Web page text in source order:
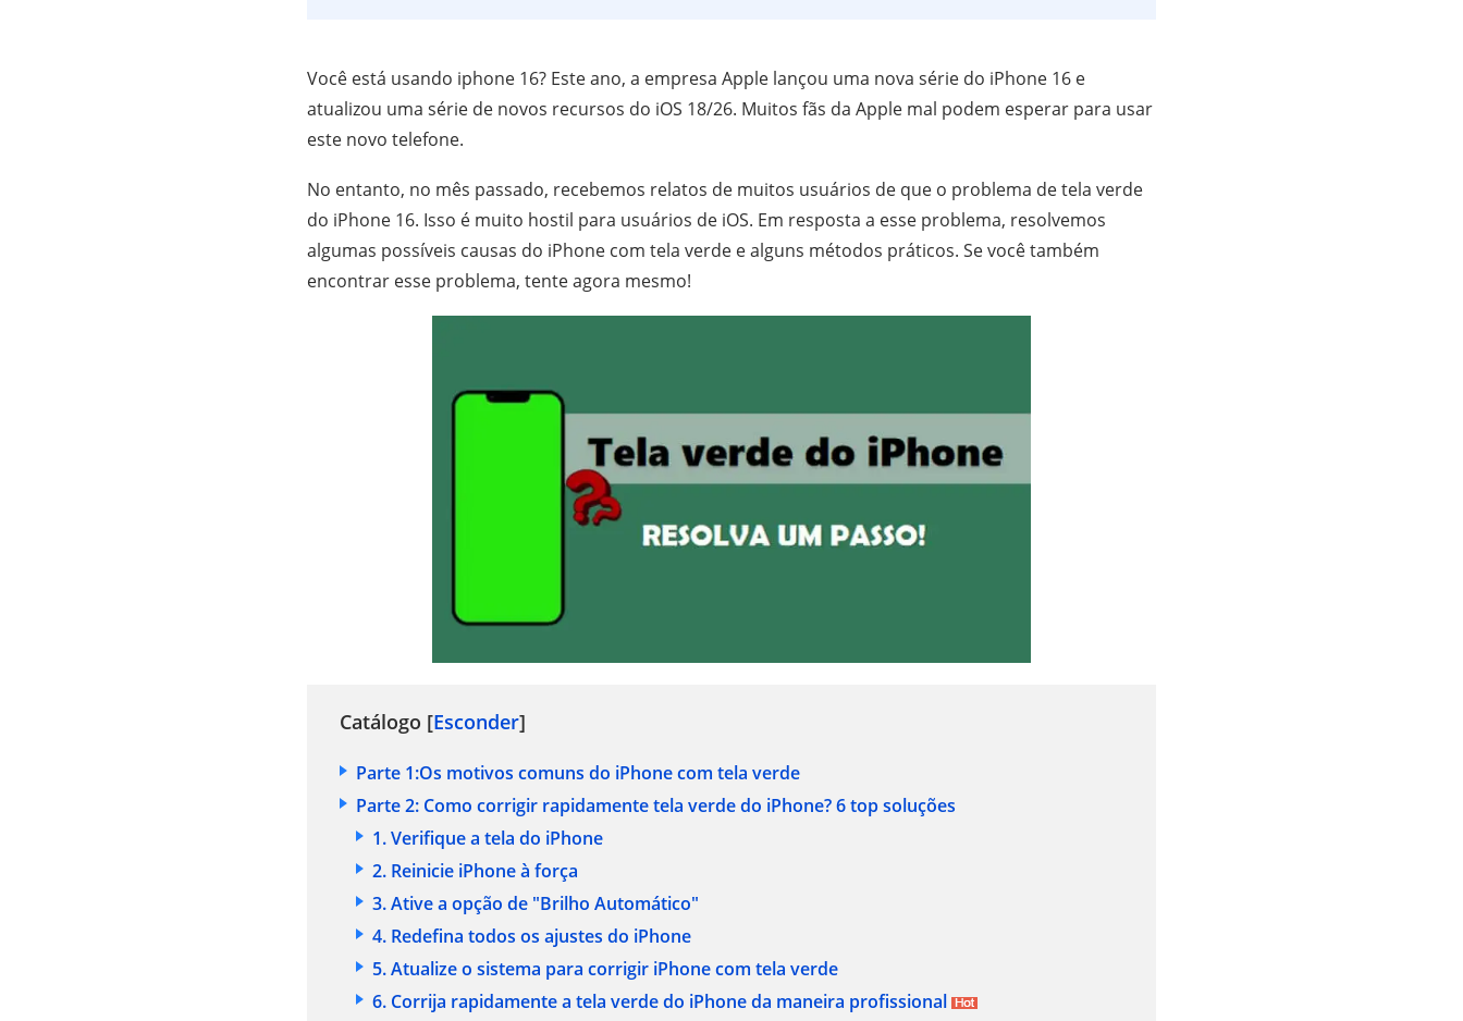
Você está usando iphone 16? Este ano, a empresa Apple lançou uma nova série do iPhone 16 e
atualizou uma série de novos recursos do iOS 18/26. Muitos fãs da Apple mal podem esperar para usar
este novo telefone.
No entanto, no mês passado, recebemos relatos de muitos usuários de que o problema de tela verde
do iPhone 16. Isso é muito hostil para usuários de iOS. Em resposta a esse problema, resolvemos
algumas possíveis causas do iPhone com tela verde e alguns métodos práticos. Se você também
encontrar esse problema, tente agora mesmo!
Catálogo [Esconder]
Parte 1:Os motivos comuns do iPhone com tela verde
Parte 2: Como corrigir rapidamente tela verde do iPhone? 6 top soluções
1. Verifique a tela do iPhone
2. Reinicie iPhone à força
3. Ative a opção de "Brilho Automático"
4. Redefina todos os ajustes do iPhone
5. Atualize o sistema para corrigir iPhone com tela verde
6. Corrija rapidamente a tela verde do iPhone da maneira profissional